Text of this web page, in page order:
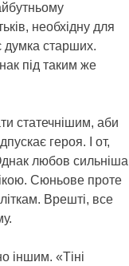
необхідну для
думка старших.
під таким же
статечнішим, аби
героя. І от,
любов сильніша
Сюньове проте
Врешті, все
іншим. «Тіні